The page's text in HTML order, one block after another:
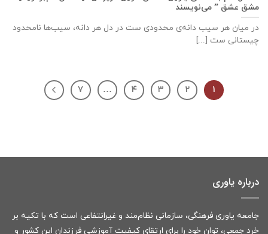
مشق عشق ” می‌نویسند
در میان هر سیب دانه‌ی محدودی ست در دل هر دانه، سیب‌ها نامحدود
چیستانی ست [...]
۱ ۲ ۳ ۴ … ۷
درباره یاوری
جامعه یاوری فرهنگی، سازمانی نظام‌مند و غیرانتفاعی است که با تکیه بر
خرد جمعی، توان خود را برای ارتقای کیفیت آموزشی فرزندان این کشور و